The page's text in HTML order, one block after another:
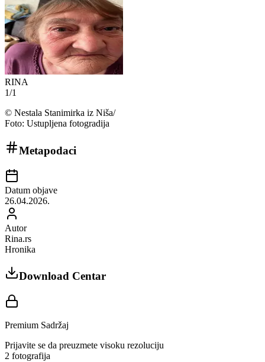
RINA
1/1
© Nestala Stanimirka iz Niša/
Foto: Ustupljena fotogradija
Metapodaci
Datum objave
26.04.2026.
Autor
Rina.rs
Hronika
Download Centar
Premium Sadržaj
Prijavite se da preuzmete visoku rezoluciju
2 fotografija